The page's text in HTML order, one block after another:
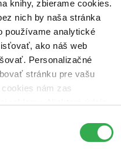
knihy, zbierame cookies.
nich by naša stránka
používame analytické
ako náš web
Personalizačné
stránku pre vašu
nám zas
tieto cookies. Ďakujeme!